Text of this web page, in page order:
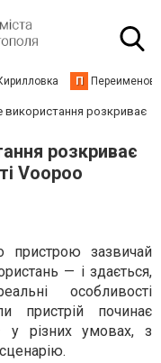
П
використання розкриває
розкриває
Voopoo
пристрою зазвичай
— і здається,
особливості
пристрій починає
у різних умовах, з